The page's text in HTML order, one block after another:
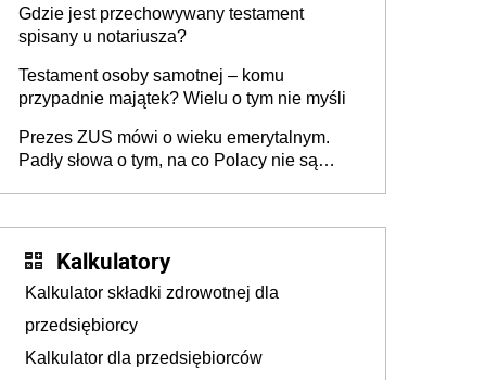
Gdzie jest przechowywany testament
spisany u notariusza?
Testament osoby samotnej – komu
przypadnie majątek? Wielu o tym nie myśli
Prezes ZUS mówi o wieku emerytalnym.
Padły słowa o tym, na co Polacy nie są
Kalkulatory
Kalkulator składki zdrowotnej dla
przedsiębiorcy
Kalkulator dla przedsiębiorców